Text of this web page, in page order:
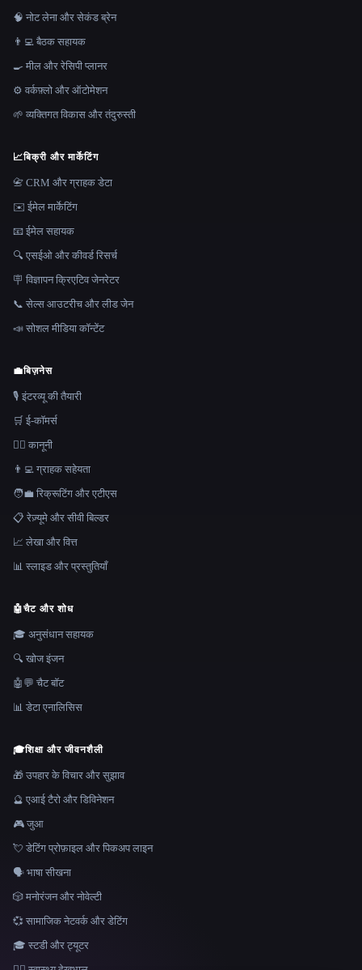
🧠 नोट लेना और सेकंड ब्रेन
👨‍💻 बैठक सहायक
🍳 मील और रेसिपी प्लानर
⚙️ वर्कफ़्लो और ऑटोमेशन
🌱 व्यक्तिगत विकास और तंदुरुस्ती
📈बिक्री और मार्केटिंग
📇 CRM और ग्राहक डेटा
✉️ ईमेल मार्केटिंग
📧 ईमेल सहायक
🔍 एसईओ और कीवर्ड रिसर्च
🪧 विज्ञापन क्रिएटिव जेनरेटर
📞 सेल्स आउटरीच और लीड जेन
📣 सोशल मीडिया कॉन्टेंट
💼बिज़नेस
🎙️ इंटरव्यू की तैयारी
🛒 ई-कॉमर्स
👩‍⚖️ कानूनी
👨‍💻 ग्राहक सहेयता
🧑‍💼 रिक्रूटिंग और एटीएस
📋 रेज़्यूमे और सीवी बिल्डर
📈 लेखा और वित्त
📊 स्लाइड और प्रस्तुतियाँ
🤖चैट और शोध
🎓 अनुसंधान सहायक
🔍 खोज इंजन
🤖💬 चैट बॉट
📊 डेटा एनालिसिस
🎓शिक्षा और जीवनशैली
🎁 उपहार के विचार और सुझाव
🔮 एआई टैरो और डिविनेशन
🎮 जुआ
💘 डेटिंग प्रोफ़ाइल और पिकअप लाइन
🗣️ भाषा सीखना
🎲 मनोरंजन और नोवेल्टी
💞 सामाजिक नेटवर्क और डेटिंग
🎓 स्टडी और ट्यूटर